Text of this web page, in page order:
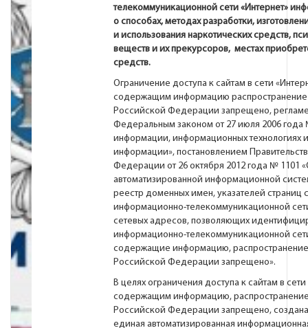
телекоммуникационной сети «Интернет»
о способах, методах разработки,
и использования наркотических средств,
веществ и их прекурсоров, местах
средств.
Ограничение доступа к сайтам в сети
содержащим информацию распространение
Российской Федерации запрещено,
Федеральным законом от 27 июля 2006
информации, информационных технологиях
информации», постановлением
Федерации от 26 октября 2012 года № 1101
автоматизированной информационной
реестр доменных имен, указателей страниц
информационно-телекоммуникационной
сетевых адресов, позволяющих
информационно-телекоммуникационной
содержащие информацию,
Российской Федерации запрещено».
В целях ограничения доступа к сайтам в сети
содержащим информацию,
Российской Федерации запрещено,
единая автоматизированная